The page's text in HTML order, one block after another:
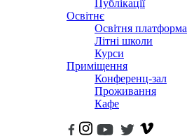
Публікації
Освітнє
Освітня платформа
Літні школи
Курси
Приміщення
Конференц-зал
Проживання
Кафе